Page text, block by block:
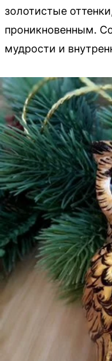
золотистые
проникновенным.
мудрости и